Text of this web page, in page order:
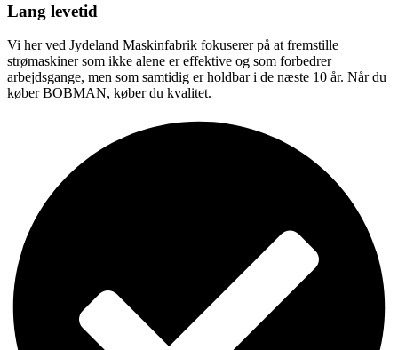
Lang levetid
Vi her ved Jydeland Maskinfabrik fokuserer på at fremstille
strømaskiner som ikke alene er effektive og som forbedrer
arbejdsgange, men som samtidig er holdbar i de næste 10 år. Når du
køber BOBMAN, køber du kvalitet.